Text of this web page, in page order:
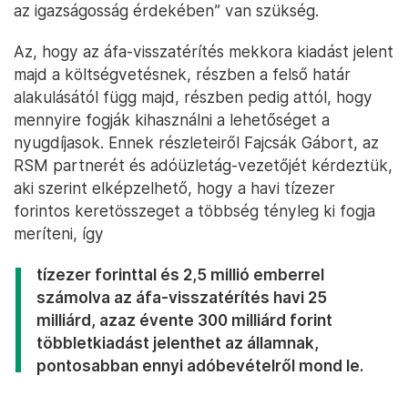
az igazságosság érdekében” van szükség.
Az, hogy az áfa-visszatérítés mekkora kiadást jelent
majd a költségvetésnek, részben a felső határ
alakulásától függ majd, részben pedig attól, hogy
mennyire fogják kihasználni a lehetőséget a
nyugdíjasok. Ennek részleteiről Fajcsák Gábort, az
RSM partnerét és adóüzletág-vezetőjét kérdeztük,
aki szerint elképzelhető, hogy a havi tízezer
forintos keretösszeget a többség tényleg ki fogja
meríteni, így
tízezer forinttal és 2,5 millió emberrel
számolva az áfa-visszatérítés havi 25
milliárd, azaz évente 300 milliárd forint
többletkiadást jelenthet az államnak,
pontosabban ennyi adóbevételről mond le.